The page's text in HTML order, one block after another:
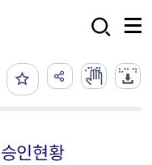
인현황